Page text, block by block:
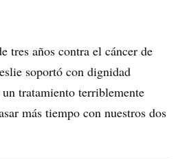
tres años contra el cáncer de
soportó con dignidad
tratamiento terriblemente
más tiempo con nuestros dos